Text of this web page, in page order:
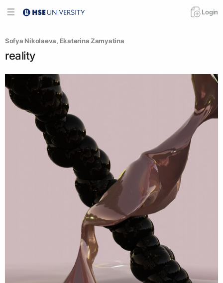
Login
Sofya Nikolaeva, Ekaterina Zamyatina
reality